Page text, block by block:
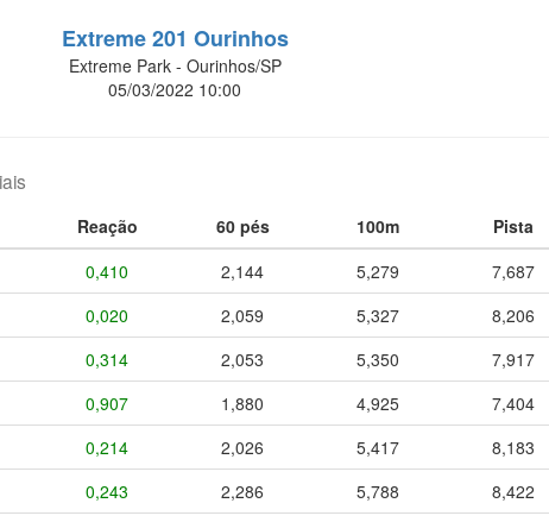
Extreme 201 Ourinhos
Extreme Park - Ourinhos/SP
05/03/2022 10:00
Reação 60 pés 100m Pista
0,410 2,144 5,279 7,687
0,020 2,059 5,327 8,206
0,314 2,053 5,350 7,917
0,907 1,880 4,925 7,404
0,214 2,026 5,417 8,183
0,243 2,286 5,788 8,422